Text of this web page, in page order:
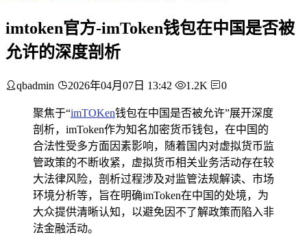
imtoken官方-imToken钱包在中国是否被
允许的深度剖析
qbadmin 2026年04月07日 13:42 1.2K 0
聚焦于“imTOKen钱包在中国是否被允许”展开深度
剖析，imToken作为知名加密货币钱包，在中国的
合法性受多方面因素影响，随着国内对虚拟货币监
管政策的不断收紧，虚拟货币相关业务活动存在较
大法律风险，剖析过程涉及对监管法规解读、市场
环境分析等，旨在明确imToken在中国的处境，为
大众提供清晰认知，以避免因不了解政策而陷入非
法金融活动。